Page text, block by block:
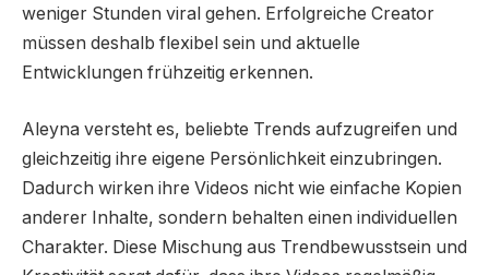
weniger Stunden viral gehen. Erfolgreiche Creator
müssen deshalb flexibel sein und aktuelle
Entwicklungen frühzeitig erkennen.
Aleyna versteht es, beliebte Trends aufzugreifen und
gleichzeitig ihre eigene Persönlichkeit einzubringen.
Dadurch wirken ihre Videos nicht wie einfache Kopien
anderer Inhalte, sondern behalten einen individuellen
Charakter. Diese Mischung aus Trendbewusstsein und